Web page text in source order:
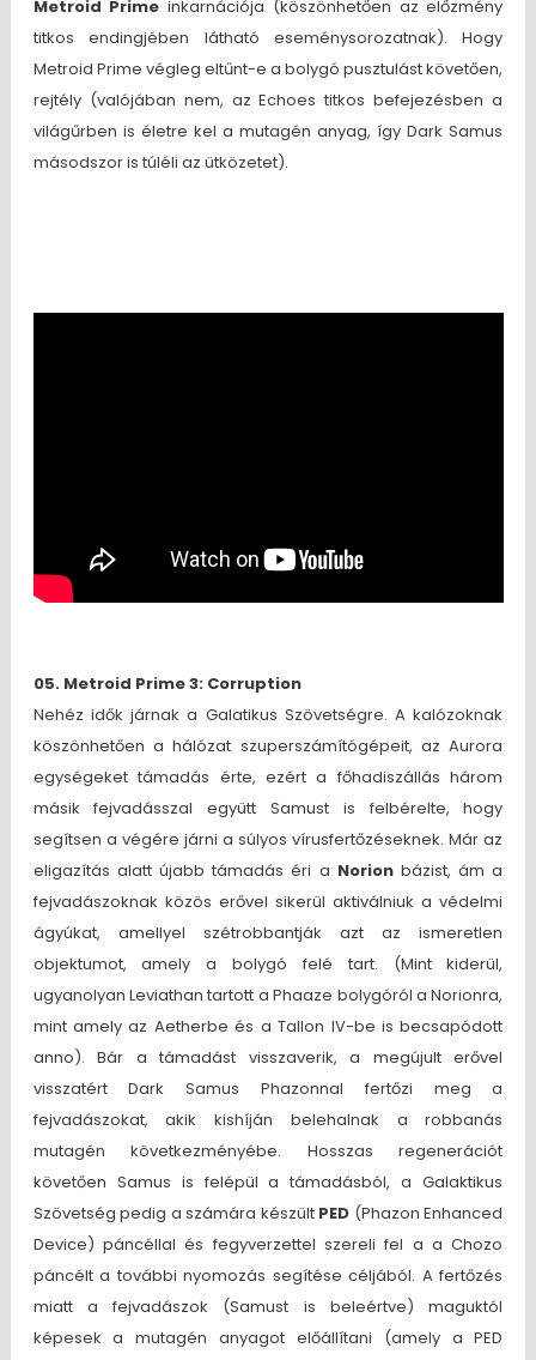
Metroid Prime inkarnációja (köszönhetően az előzmény
titkos endingjében látható eseménysorozatnak). Hogy
Metroid Prime végleg eltűnt-e a bolygó pusztulást követően,
rejtély (valójában nem, az Echoes titkos befejezésben a
világűrben is életre kel a mutagén anyag, így Dark Samus
másodszor is túléli az ütközetet).
05. Metroid Prime 3: Corruption
Nehéz idők járnak a Galatikus Szövetségre. A kalózoknak
köszönhetően a hálózat szuperszámítógépeit, az Aurora
egységeket támadás érte, ezért a főhadiszállás három
másik fejvadásszal együtt Samust is felbérelte, hogy
segítsen a végére járni a súlyos vírusfertőzéseknek. Már az
eligazítás alatt újabb támadás éri a Norionbázist, ám a
fejvadászoknak közös erővel sikerül aktiválniuk a védelmi
ágyúkat, amellyel szétrobbantják azt az ismeretlen
objektumot, amely a bolygó felé tart. (Mint kiderül,
ugyanolyan Leviathan tartott a Phaaze bolygóról a Norionra,
mint amely az Aetherbe és a Tallon IV-be is becsapódott
anno). Bár a támadást visszaverik, a megújult erővel
visszatért Dark Samus Phazonnal fertőzi meg a
fejvadászokat, akik kishíján belehalnak a robbanás
mutagén következményébe. Hosszas regenerációt
követően Samus is felépül a támadásból, a Galaktikus
Szövetség pedig a számára készült PED (Phazon Enhanced
Device) páncéllal és fegyverzettel szereli fel a a Chozo
páncélt a további nyomozás segítése céljából. A fertőzés
miatt a fejvadászok (Samust is beleértve) maguktól
képesek a mutagén anyagot előállítani (amely a PED